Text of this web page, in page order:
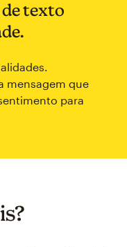
de texto
mensagem que
para